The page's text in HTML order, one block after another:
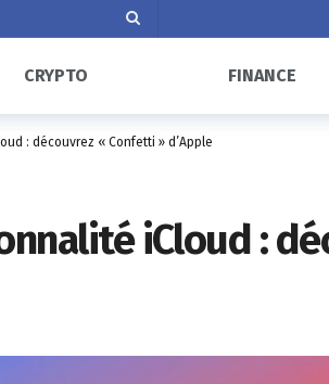
CRYPTO FINANCE
: découvrez « Confetti » d’Apple
iCloud :